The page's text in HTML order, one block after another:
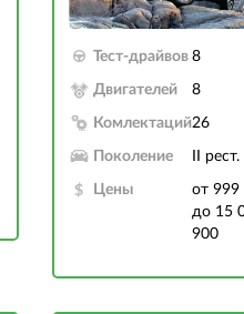
Тест-драйвов 8
Двигателей 8
Комлектаций26
Поколение II рест.
Цены
от 999
до 15
900